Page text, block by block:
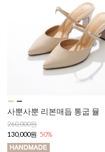
사뿐사뿐 리본매듭 통굽 뮬
260,000원
130,000원 50%